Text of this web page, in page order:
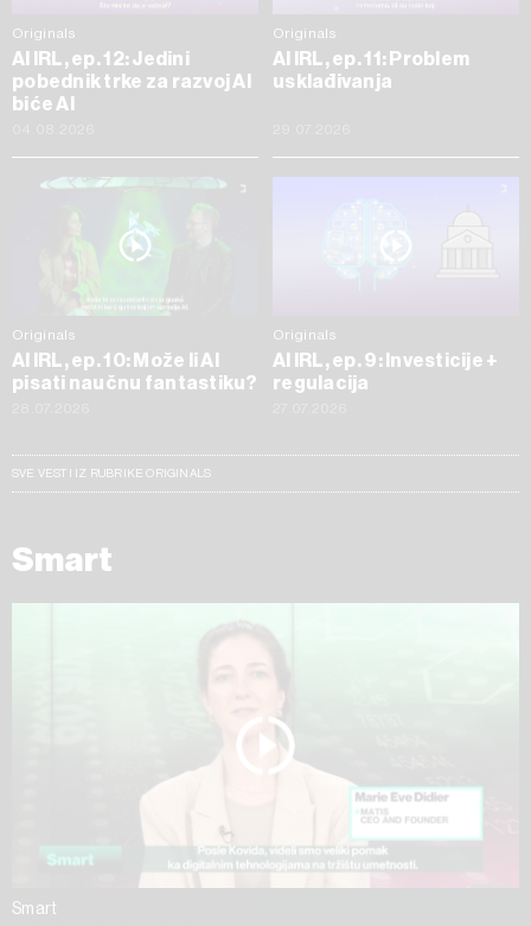
Originals
AI IRL, ep. 12: Jedini
pobednik trke za razvoj AI
biće AI
Originals
AI IRL, ep. 11: Problem
usklađivanja
Originals
AI IRL, ep. 10: Može li AI
pisati naučnu fantastiku?
Originals
AI IRL, ep. 9: Investicije +
regulacija
SVE VESTI IZ RUBRIKE ORIGINALS
Smart
Smart